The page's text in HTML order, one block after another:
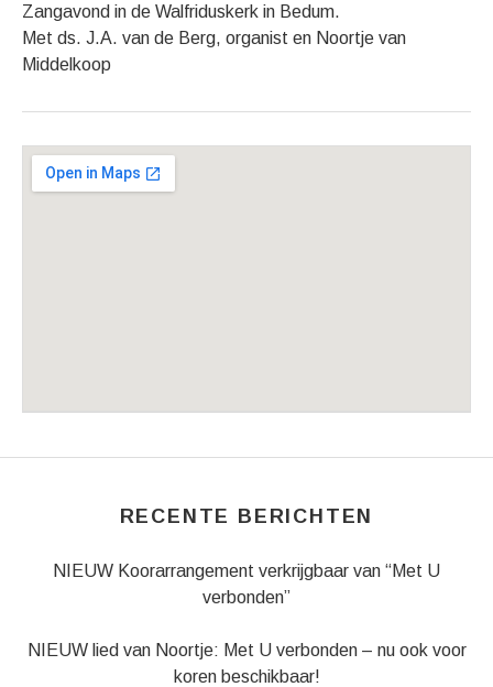
Zangavond in de Walfriduskerk in Bedum.
Met ds. J.A. van de Berg, organist en Noortje van
Middelkoop
Walfriduskerk in Bedum Plantsoen 2
RECENTE BERICHTEN
NIEUW Koorarrangement verkrijgbaar van “Met U
verbonden”
NIEUW lied van Noortje: Met U verbonden – nu ook voor
koren beschikbaar!